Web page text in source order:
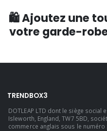
🛍️Ajoutez une
votre garde-
TRENDBOX3
DOTLEAP LTD dont le siège social
Isleworth, England, TW7 5BD,
commerce anglais sous le numéro